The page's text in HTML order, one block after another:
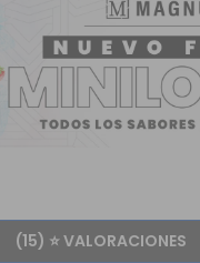
(15) ⭐ VALORACIONES